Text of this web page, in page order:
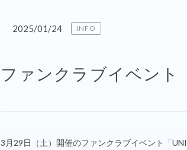
2025/01/24 INFO
ファンクラブイベント
3月29日（土）開催のファンクラブイベント「